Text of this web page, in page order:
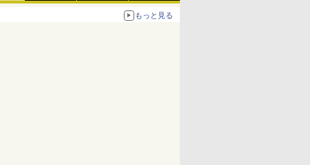
もっと見る